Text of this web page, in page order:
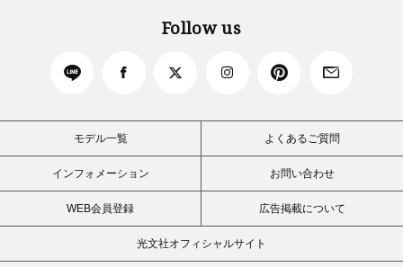
Follow us
モデル一覧 よくあるご質問
インフォメーション お問い合わせ
WEB会員登録 広告掲載について
光文社オフィシャルサイト